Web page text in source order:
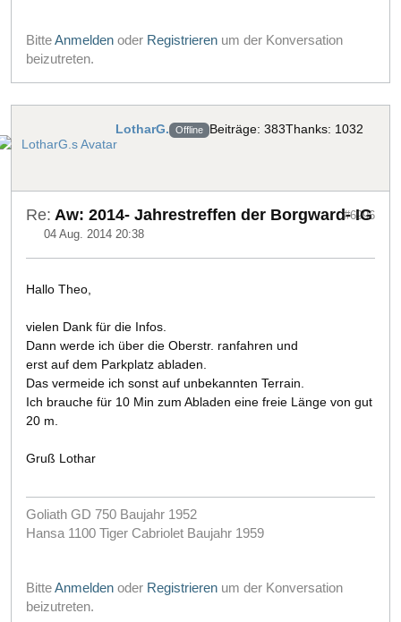
BitteAnmelden oder Registrieren um der Konversation
beizutreten.
LotharG. Offline Beiträge: 383Thanks: 1032
Re: Aw: 2014- Jahrestreffen der Borgward- IG
04 Aug. 2014 20:38
#6996
Hallo Theo,
vielen Dank für die Infos.
Dann werde ich über die Oberstr. ranfahren und
erst auf dem Parkplatz abladen.
Das vermeide ich sonst auf unbekannten Terrain.
Ich brauche für 10 Min zum Abladen eine freie Länge von gut
20 m.
Gruß Lothar
Goliath GD 750 Baujahr 1952
Hansa 1100 Tiger Cabriolet Baujahr 1959
BitteAnmelden oder Registrieren um der Konversation
beizutreten.